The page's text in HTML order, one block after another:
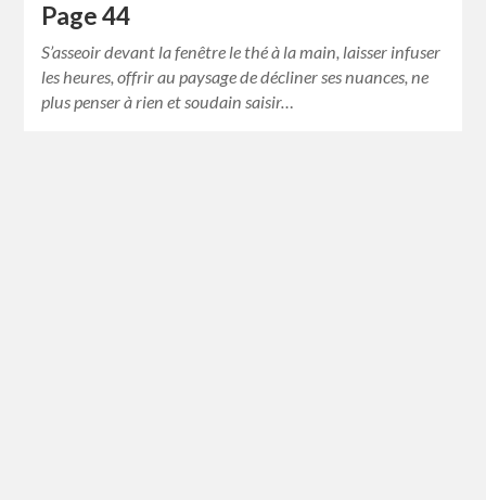
Page 44
S’asseoir devant la fenêtre le thé à la main, laisser infuser
les heures, offrir au paysage de décliner ses nuances, ne
plus penser à rien et soudain saisir…